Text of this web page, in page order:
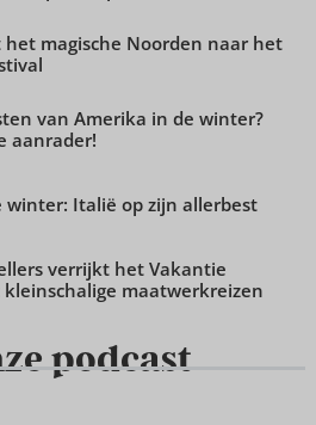
het magische Noorden naar het
van Amerika in de winter?
aanrader!
winter: Italië op zijn allerbest
verrijkt het Vakantie
kleinschalige maatwerkreizen
podcast